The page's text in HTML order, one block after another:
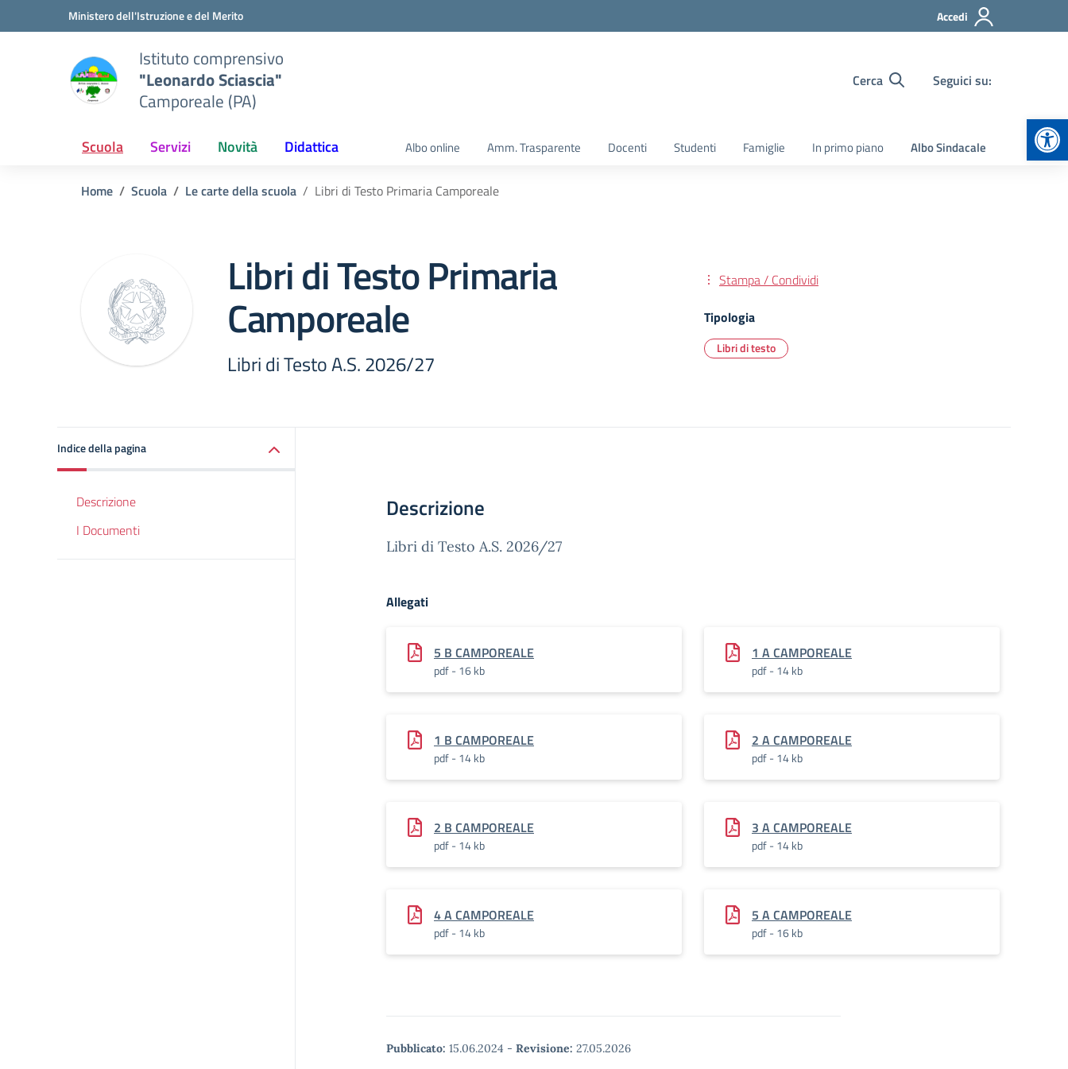
Vai ai contenuti
Vai al menu di navigazioneMinistero dell'Istruzione e del Merito Accedi
Istituto comprensivo
"Leonardo Sciascia"
Camporeale (PA)
Cerca Seguici su:
Scuola Servizi Novità Didattica Albo online Amm. Trasparente Docenti Studenti Famiglie In primo piano Albo Sindacale
Home Scuola Le carte della scuola Libri di Testo Primaria Camporeale
Libri di Testo Primaria
Camporeale
Libri di Testo A.S. 2026/27
Stampa / Condividi
Tipologia
Libri di testo
Indice della pagina
Descrizione
I Documenti
Descrizione
Libri di Testo A.S. 2026/27
Allegati
5 B CAMPOREALE
pdf - 16 kb
1 A CAMPOREALE
pdf - 14 kb
1 B CAMPOREALE
pdf - 14 kb
2 A CAMPOREALE
pdf - 14 kb
2 B CAMPOREALE
pdf - 14 kb
3 A CAMPOREALE
pdf - 14 kb
4 A CAMPOREALE
pdf - 14 kb
5 A CAMPOREALE
pdf - 16 kb
Pubblicato: 15.06.2024 - Revisione: 27.05.2026